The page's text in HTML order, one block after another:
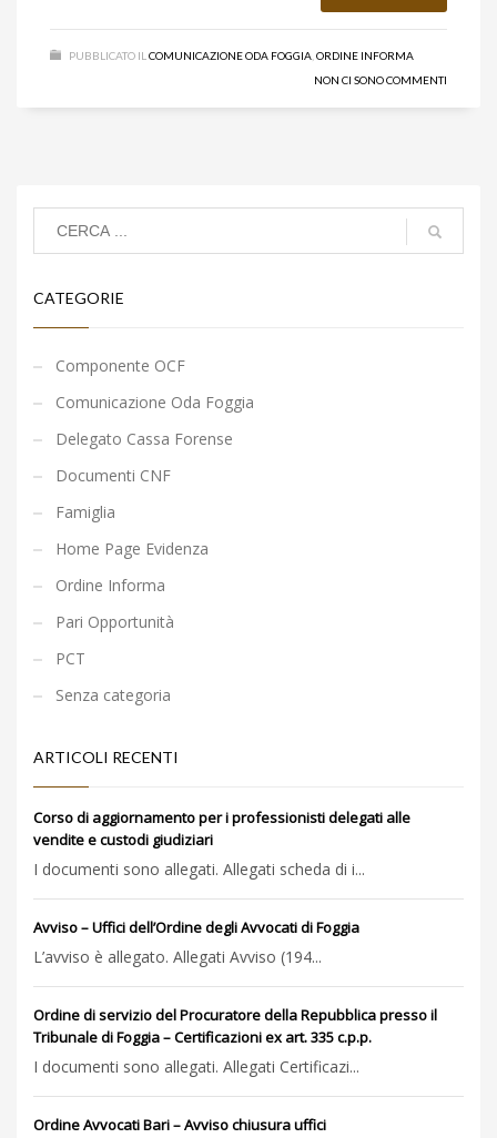
PUBBLICATO IL COMUNICAZIONE ODA FOGGIA ORDINE INFORMA
NON CI SONO COMMENTI
CATEGORIE
Componente OCF
Comunicazione Oda Foggia
Delegato Cassa Forense
Documenti CNF
Famiglia
Home Page Evidenza
Ordine Informa
Pari Opportunità
PCT
Senza categoria
ARTICOLI RECENTI
Corso di aggiornamento per i professionisti delegati alle
vendite e custodi giudiziari
I documenti sono allegati. Allegati scheda di i...
Avviso – Uffici dell’Ordine degli Avvocati di Foggia
L’avviso è allegato. Allegati Avviso (194...
Ordine di servizio del Procuratore della Repubblica presso il
Tribunale di Foggia – Certificazioni ex art. 335 c.p.p.
I documenti sono allegati. Allegati Certificazi...
Ordine Avvocati Bari – Avviso chiusura uffici